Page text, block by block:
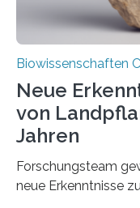
Biowissenschaften
Neue
von
Jahren
Forschungsteam
neue Erkenntnisse